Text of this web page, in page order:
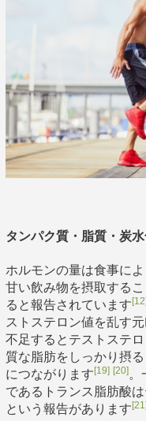
タンパク質・脂質・炭
ホルモンの量は食事に
甘い飲み物を摂取する
ると報告されています [12]
ストステロン値を乱す
不足するとテストステ
質な脂肪をしっかり摂
につながります [19] [20]。
であるトランス脂肪酸
という報告があります [21]